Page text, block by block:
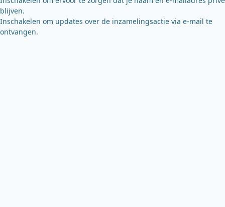
blijven.
Inschakelen om updates over de inzamelingsactie via e-mail te
ontvangen.